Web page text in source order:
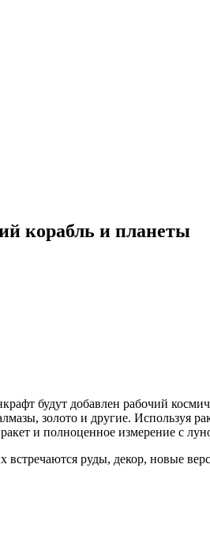
корабль и планеты
будут добавлен рабочий
золото и другие. Используя
и полноценное измерение с
руды, декор, новые